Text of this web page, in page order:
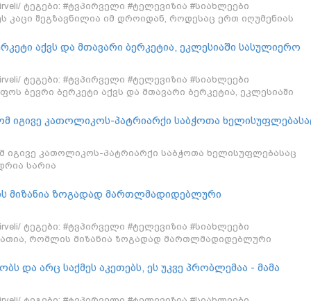
ტეგები: #ტვპირველი #ტელევიზია #სიახლეები
კაცი შეგზავნილია იმ დროიდან, როდესაც ერთ იღუმენიას
აქვს და მთავარი ბერკეტია, ეკლესიაში სასულიერო
აქტიურად უტეხენ სახელს ეკლესიას - გიორგი
ტეგები: #ტვპირველი #ტელევიზია #სიახლეები
ბევრი ბერკეტი აქვს და მთავარი ბერკეტია, ეკლესიაში
იგივე კათოლიკოს-პატრიარქი საბჭოთა
სარია
იგივე კათოლიკოს-პატრიარქი საბჭოთა ხელისუფლებასაც
სარია
მიზანია ზოგადად მართლმადიდებლური
ქართველ ერში- გიორგი ანდრიაძე
ტეგები: #ტვპირველი #ტელევიზია #სიახლეები
რომლის მიზანია ზოგადად მართლმადიდებლური
და არც საქმეს აკეთებს, ეს უკვე პრობლემაა - მამა
მონასტრის ინციდენტზე